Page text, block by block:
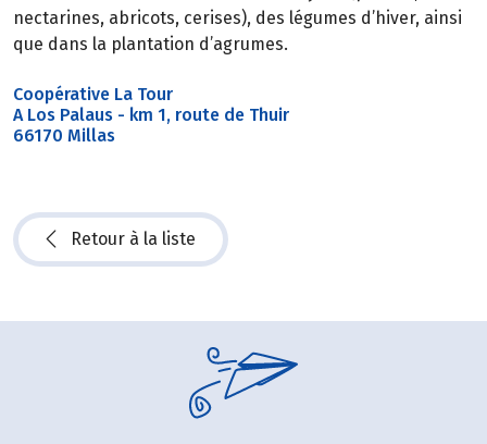
nectarines, abricots, cerises), des légumes d’hiver, ainsi
que dans la plantation d’agrumes.
Coopérative La Tour
A Los Palaus - km 1, route de Thuir
66170 Millas
Retour à la liste